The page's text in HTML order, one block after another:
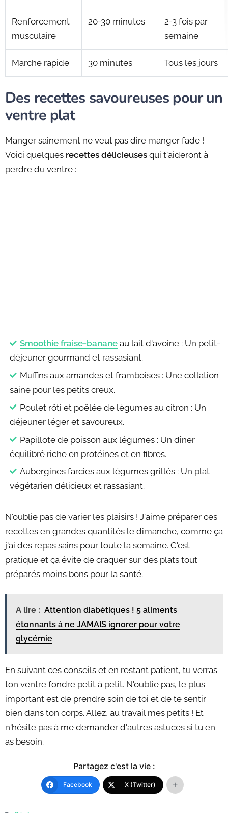
Renforcement
musculaire
20-30 minutes
2-3 fois par
semaine
Marche rapide 30 minutes Tous les jours
Des recettes savoureuses pour un
ventre plat
Manger sainement ne veut pas dire manger fade !
Voici quelques recettes délicieuses qui t'aideront à
perdre du ventre :
Smoothie fraise-banane au lait d'avoine : Un petit-
déjeuner gourmand et rassasiant.
Muffins aux amandes et framboises : Une collation
saine pour les petits creux.
Poulet rôti et poêlée de légumes au citron : Un
déjeuner léger et savoureux.
Papillote de poisson aux légumes : Un dîner
équilibré riche en protéines et en fibres.
Aubergines farcies aux légumes grillés : Un plat
végétarien délicieux et rassasiant.
N'oublie pas de varier les plaisirs ! J'aime préparer ces
recettes en grandes quantités le dimanche, comme ça
j'ai des repas sains pour toute la semaine. C'est
pratique et ça évite de craquer sur des plats tout
préparés moins bons pour la santé.
A lire : Attention diabétiques ! 5 aliments
étonnants à ne JAMAIS ignorer pour votre
glycémie
En suivant ces conseils et en restant patient, tu verras
ton ventre fondre petit à petit. N'oublie pas, le plus
important est de prendre soin de toi et de te sentir
bien dans ton corps. Allez, au travail mes petits ! Et
n'hésite pas à me demander d'autres astuces si tu en
as besoin.
Partagez c'est la vie :
Facebook X (Twitter)